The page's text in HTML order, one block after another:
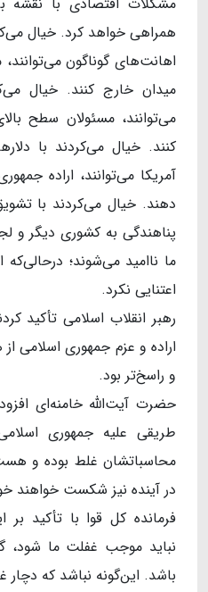
همراهی خواهد کرد. خیال
اهانت‌های گوناگون
میدان خارج کنند. خیال
می‌توانند، مسئولان سطح
کنند. خیال می‌کردند با
آمریکا می‌توانند، اراده
دهند. خیال می‌کردند با
پناهندگی به کشوری دیگر و
ما ناامید می‌شوند؛
اعتنایی نکرد.
رهبر انقلاب اسلامی تأکید
اراده و عزم جمهوری اسلامی
و راسخ‌تر بود.
طریقی علیه جمهوری
محاسباتشان غلط بوده و
در آینده نیز شکست خواهند
فرمانده کل قوا با تأکید
نباید موجب غفلت ما شود،
باشد. این‌گونه نباشد که